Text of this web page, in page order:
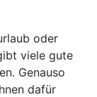
oder
viele gute
Genauso
dafür